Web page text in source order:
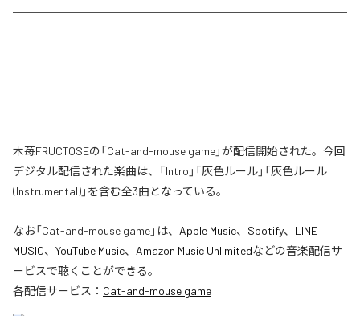
木苺FRUCTOSEの「Cat-and-mouse game」が配信開始された。今回
デジタル配信された楽曲は、「Intro」「灰色ルール」「灰色ルール
(Instrumental)」を含む全3曲となっている。
なお「Cat-and-mouse game」は、 Apple Music、 Spotify、 LINE
MUSIC、 YouTube Music、 Amazon Music Unlimitedなどの音楽配信サ
ービスで聴くことができる。
各配信サービス： Cat-and-mouse game